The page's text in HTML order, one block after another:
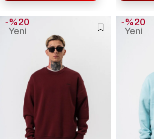
%20
Yeni
%20
Yeni